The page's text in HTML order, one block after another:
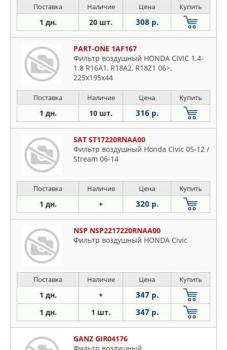
Поставка Наличие Цена Купить
1 дн. 20 шт. 308 р.
PART-ONE 1AF167
Фильтр воздушный HONDA CIVIC 1.4-
1.8 R16A1, R18A2, R18Z1 06>,
225x195x44
Поставка Наличие Цена Купить
1 дн. 10 шт. 316 р.
SAT ST17220RNAA00
Фильтр воздушный Honda Civic 05-12 /
Stream 06-14
Поставка Наличие Цена Купить
1 дн. + 320 р.
NSP NSP2217220RNAA00
Фильтр воздушный HONDA Civic
Поставка Наличие Цена Купить
1 дн. + 347 р.
1 дн. 1 шт. 347 р.
GANZ GIR04176